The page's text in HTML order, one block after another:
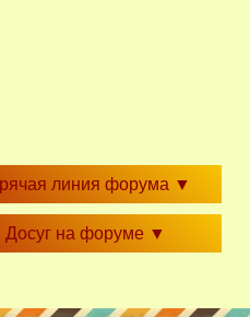
линия форума ▼
Досуг на форуме ▼